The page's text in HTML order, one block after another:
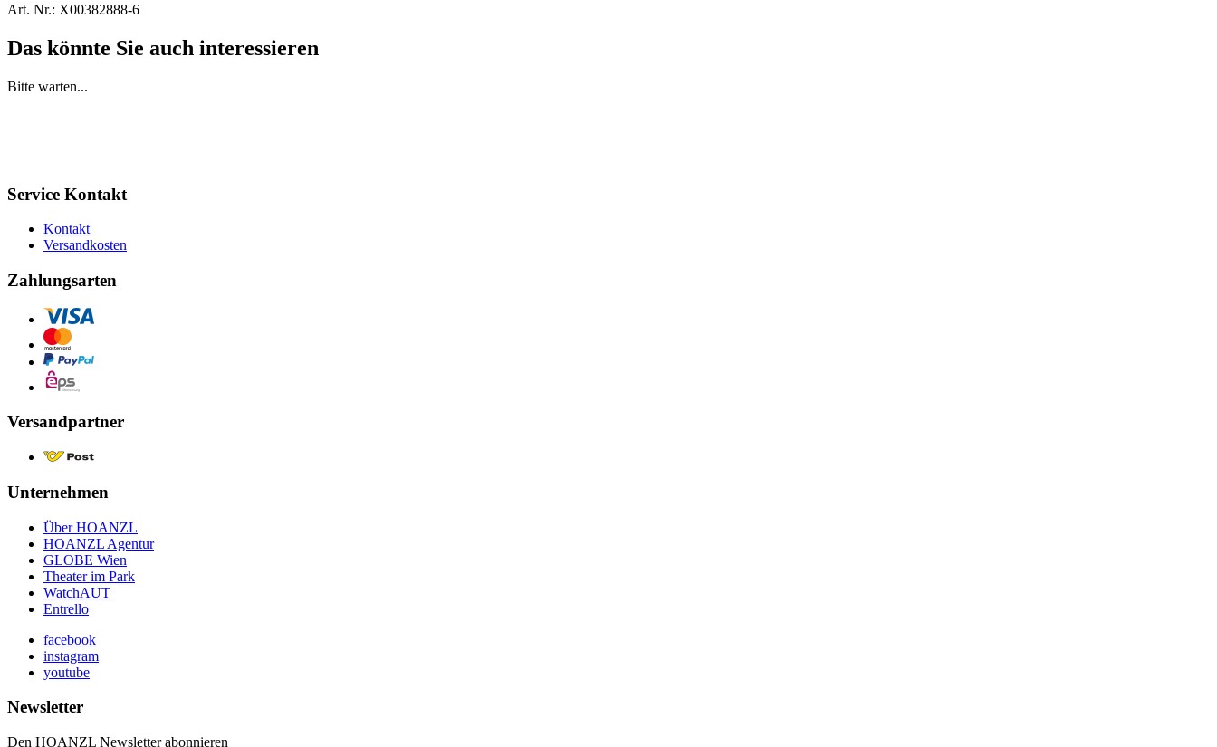
Art. Nr.: X00382888-6
Das könnte Sie auch interessieren
Bitte warten...
Service Kontakt
Kontakt
Versandkosten
Zahlungsarten
Versandpartner
Unternehmen
Über HOANZL
HOANZL Agentur
GLOBE Wien
Theater im Park
WatchAUT
Entrello
facebook
instagram
youtube
Newsletter
Den HOANZL Newsletter abonnieren